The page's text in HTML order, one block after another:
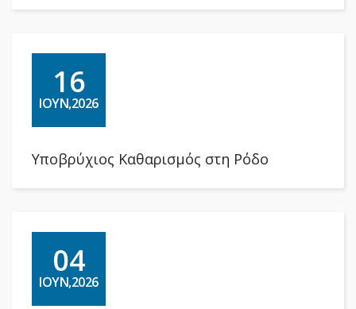
16
ΙΟΥΝ,2026
Υποβρύχιος Καθαρισμός στη Ρόδο
04
ΙΟΥΝ,2026